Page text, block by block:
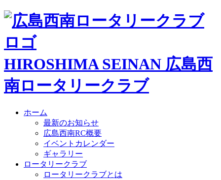
HIROSHIMA SEINAN 広島西
南ロータリークラブ
ホーム
最新のお知らせ
広島西南RC概要
イベントカレンダー
ギャラリー
ロータリークラブ
ロータリークラブとは